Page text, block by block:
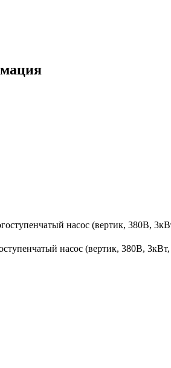
насос (вертик, 380В,
насос (вертик, 380В,